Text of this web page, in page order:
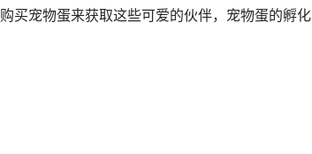
买宠物蛋来获取这些可爱的伙伴，宠物蛋的孵化